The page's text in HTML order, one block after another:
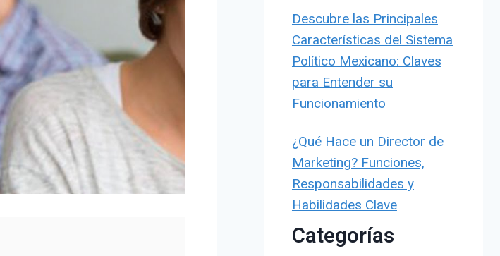
Descubre las Principales
Características del Sistema
Político Mexicano: Claves
para Entender su
Funcionamiento
¿Qué Hace un Director de
Marketing? Funciones,
Responsabilidades y
Habilidades Clave
Categorías